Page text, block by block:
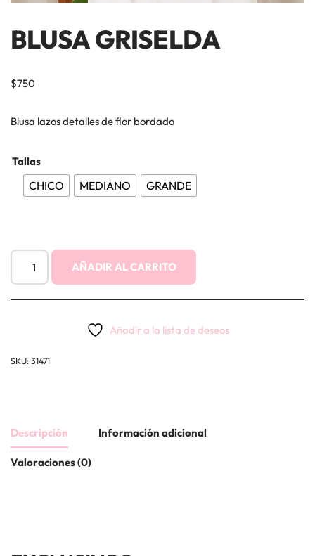
BLUSA GRISELDA
$750
Blusa lazos detalles de flor bordado
Tallas
CHICO MEDIANO GRANDE
AÑADIR AL CARRITO
Añadir a la lista de deseos
SKU: 31471
Descripción Información adicional
Valoraciones (0)